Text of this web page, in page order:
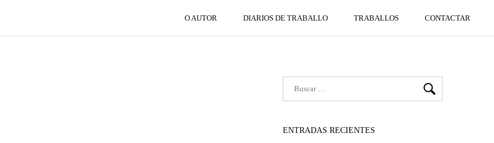
O AUTOR DIARIOS DE TRABALLO TRABALLOS CONTACTAR
ENTRADAS RECIENTES